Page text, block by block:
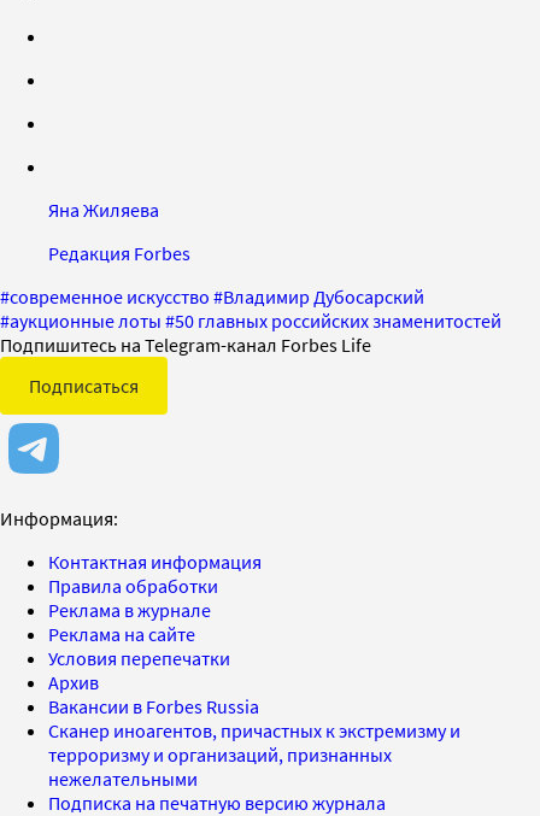
Яна Жиляева
Редакция Forbes
#современное искусство #Владимир Дубосарский
#аукционные лоты #50 главных российских знаменитостей
Подпишитесь на Telegram-канал Forbes Life
Подписаться
Информация:
Контактная информация
Правила обработки
Реклама в журнале
Реклама на сайте
Условия перепечатки
Архив
Вакансии в Forbes Russia
Сканер иноагентов, причастных к экстремизму и
терроризму и организаций, признанных
нежелательными
Подписка на печатную версию журнала